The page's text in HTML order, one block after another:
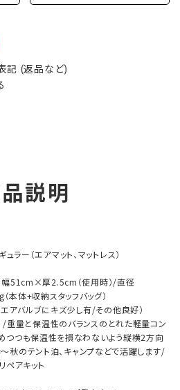
記 (返品など)
説明
ー（エアマット、マットレス）
51cm×厚2.5cm（使用時）/直径
体+収納スタッフバッグ）
バルブにキズ少し有/その他良好）
量と保温性のバランスのとれた軽量コン
つつも保温性を損なわないよう縦横2方向
秋のテント泊、キャンプなどで活躍します/
ペアキット